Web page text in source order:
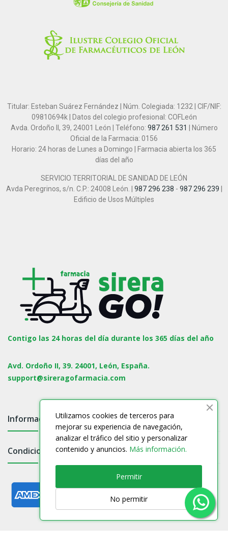
Titular: Esteban Suárez Fernández | Núm. Colegiada: 1232 | CIF/NIF:
09810694k | Datos del colegio profesional: COFLeón
Avda. Ordoño II, 39, 24001 León | Teléfono: 987 261 531
| Número
Oficial de la Farmacia: 0156
Horario: 24 horas de Lunes a Domingo | Farmacia abierta los 365
días del año
SERVICIO TERRITORIAL DE SANIDAD DE LEÓN
Avda Peregrinos, s/n. C.P.: 24008 León. | 987 296 238 - 987 296 239
Edificio de Usos Múltiples
Contigo las 24 horas del día durante los 365 días del año
Avd. Ordoño II, 39. 24001, León, España.
support@sireragofarmacia.com
Información
Condiciones
Utilizamos cookies de terceros para
mejorar su experiencia de navegación,
analizar el tráfico del sitio y personalizar
contenido y anuncios. Más información.
Permitir
No permitir